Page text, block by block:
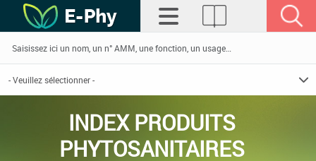
INDEX PRODUITS
PHYTOSANITAIRES